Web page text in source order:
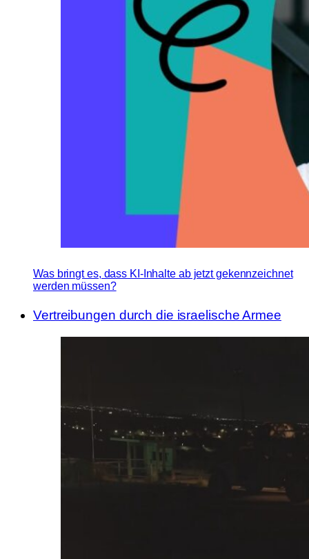
Was bringt es, dass KI-Inhalte ab jetzt gekennzeichnet
werden müssen?
Vertreibungen durch die israelische Armee